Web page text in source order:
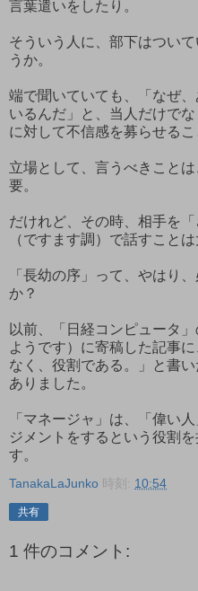
言葉遣いをしたり。
そういう人に、部下はつい
うか。
端で聞いていても、「なぜ
いるんだ」と、当人だけで
に対して不信感を募らせるこ
立場として、言うべきこと
要。
だけれど、その時、相手を
（ですます調）で話すこと
「長幼の序」って、やはり
か？
以前、「日経コンピュータ
ようです）に寄稿した記事
なく、役割である。」と書
ありました。
「マネージャ」は、「偉い
ジメントをするという役割
す。
TanakaLaJunko 時刻: 10:54
共有
1 件のコメント: